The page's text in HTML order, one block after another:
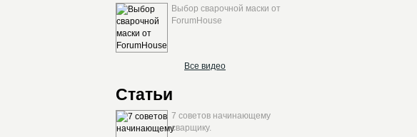
Выбор сварочной маски от
ForumHouse
Все видео
Статьи
7 советов начинающему
сварщику.